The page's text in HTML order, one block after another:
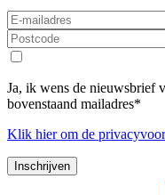
Ja, ik wens de nieuwsbrief
bovenstaand mailadres*
Klik hierom de